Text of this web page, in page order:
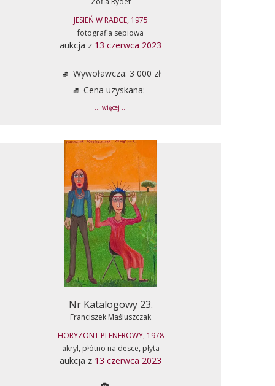
JESIEŃ W RABCE, 1975
fotografia sepiowa
aukcja z 13 czerwca 2023
Wywoławcza: 3 000 zł
Cena uzyskana: -
... więcej ...
Nr Katalogowy 23.
Franciszek Maśluszczak
HORYZONT PLENEROWY, 1978
akryl, płótno na desce, płyta
aukcja z 13 czerwca 2023